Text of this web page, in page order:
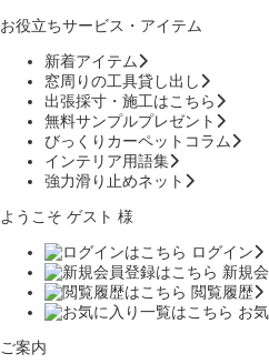
お役立ちサービス・アイテム
新着アイテム
窓周りの工具貸し出し
出張採寸・施工はこちら
無料サンプルプレゼント
びっくりカーペットコラム
インテリア用語集
強力滑り止めネット
ようこそ ゲスト 様
ログイン
新規
閲覧履歴
お
ご案内